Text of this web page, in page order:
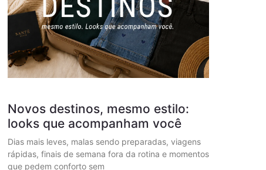
Novos destinos, mesmo estilo:
looks que acompanham você
Dias mais leves, malas sendo preparadas, viagens
rápidas, finais de semana fora da rotina e momentos
que pedem conforto sem